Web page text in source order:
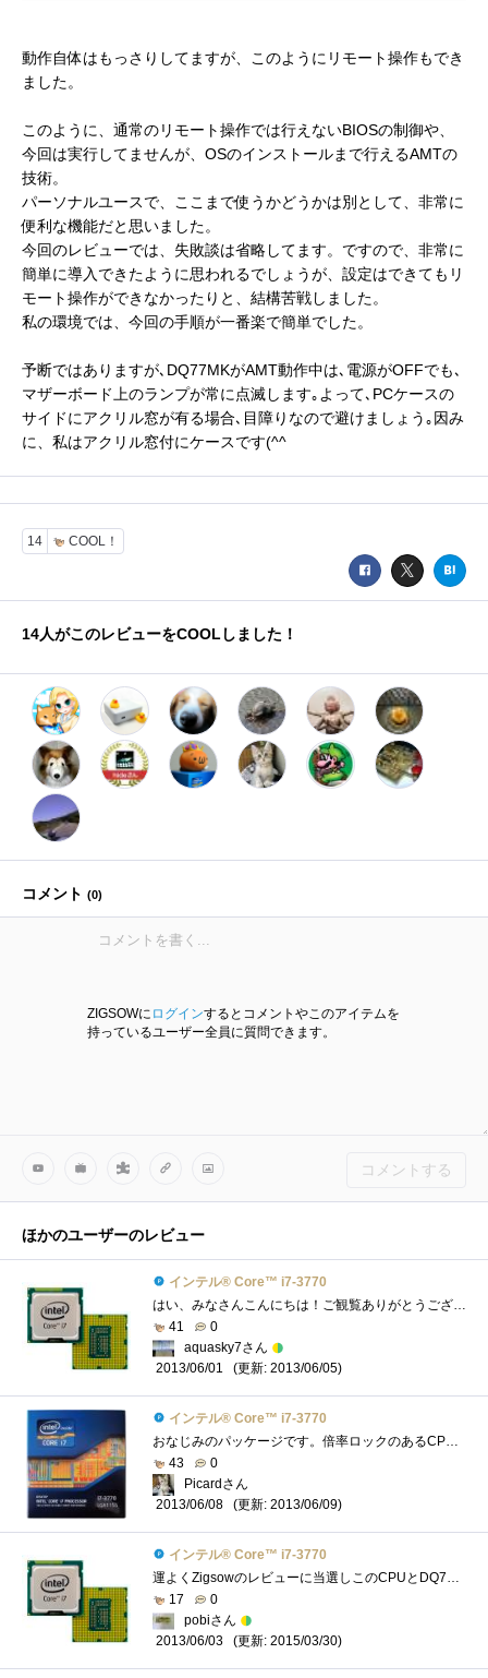
動作自体はもっさりしてますが、このようにリモート操作もでき
ました。
このように、通常のリモート操作では行えないBIOSの制御や、
今回は実行してませんが、OSのインストールまで行えるAMTの
技術。
パーソナルユースで、ここまで使うかどうかは別として、非常に
便利な機能だと思いました。
今回のレビューでは、失敗談は省略してます。ですので、非常に
簡単に導入できたように思われるでしょうが、設定はできてもリ
モート操作ができなかったりと、結構苦戦しました。
私の環境では、今回の手順が一番楽で簡単でした。
予断ではありますが､DQ77MKがAMT動作中は､電源がOFFでも､
マザーボード上のランプが常に点滅します｡よって､PCケースの
サイドにアクリル窓が有る場合､目障りなので避けましょう｡因み
に、私はアクリル窓付にケースです(^^ゞ
14 COOL！
14人がこのレビューをCOOLしました！
コメント (0)
ZIGSOWに ログインするとコメントやこのアイテムを
持っているユーザー全員に質問できます。
コメントする
ほかのユーザーのレビュー
インテル® Core™ i7-3770
はい、みなさんこんにちは！ご観覧ありがとうございます。今回は、「IntelCorei7-3770」をご紹介したいと思います。 ☆こいつとの運命的な出会い�...
41
0
aquasky7さん
2013/06/01
(更新: 2013/06/05)
インテル® Core™ i7-3770
おなじみのパッケージです。倍率ロックのあるCPUは、Core2QuadQ6600以来なので、実に6年ぶりです。しかも、バンドルされているCPUクーラーを使った�...
43
0
Picardさん
2013/06/08
(更新: 2013/06/09)
インテル® Core™ i7-3770
運よくZigsowのレビューに当選しこのCPUとDQ77MKにてレビューをしました。 Corei7自体はMacBookProに搭載されているので使ったことはあるのですがノー�...
17
0
pobiさん
2013/06/03
(更新: 2015/03/30)